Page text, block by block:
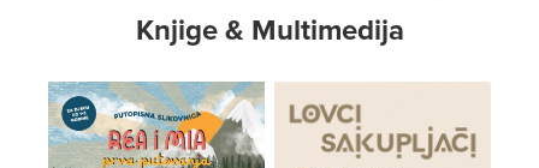
Knjige & Multimedija